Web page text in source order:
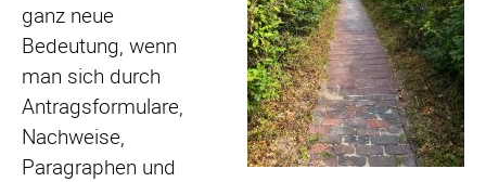
ganz neue
Bedeutung, wenn
man sich durch
Antragsformulare,
Nachweise,
Paragraphen und